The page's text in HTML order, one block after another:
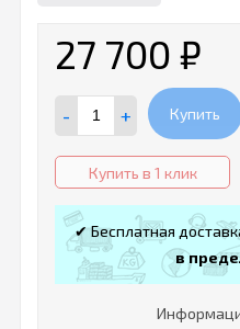
27 700 ₽
- + Купить
Купить в 1 клик
✔ Бесплатная
в